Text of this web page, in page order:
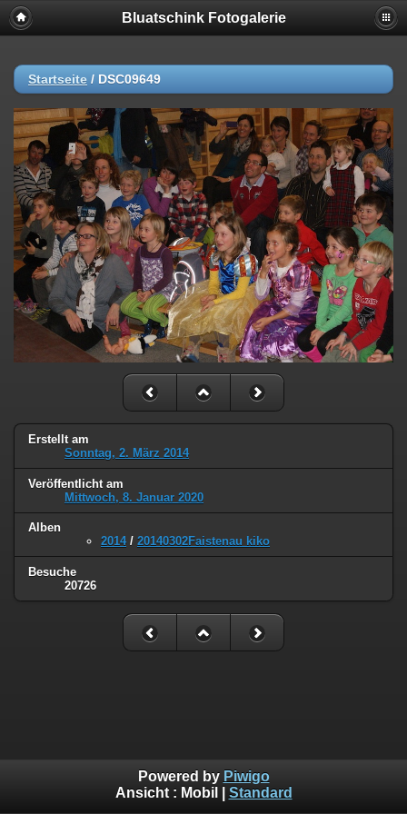
Bluatschink Fotogalerie
Startseite / DSC09649
Erstellt am
Sonntag, 2. März 2014
Veröffentlicht am
Mittwoch, 8. Januar 2020
Alben
2014/ 20140302Faistenau kiko
Besuche
20726
Powered by Piwigo
Ansicht : Mobil Standard